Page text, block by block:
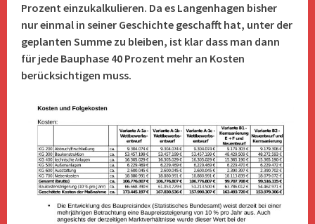
Prozent einzukalkulieren. Da es Langenhagen bisher
nur einmal in seiner Geschichte geschafft hat, unter der
geplanten Summe zu bleiben, ist klar dass man dann
für jede Bauphase 40 Prozent mehr an Kosten
berücksichtigen muss.